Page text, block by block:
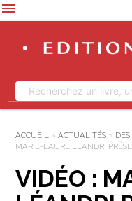
menu
ACCUEIL » ACTUALITÉS»
MARIE-LAURE LÉANDRI
VIDÉO :